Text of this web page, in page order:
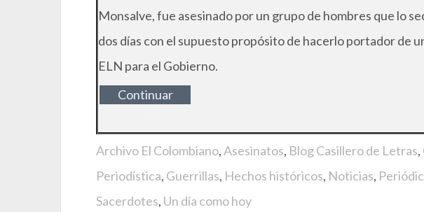
Monsalve, fue asesinado por un grupo de hombres que lo
dos días con el supuesto propósito de hacerlo portador de
ELN para el Gobierno.
Continuar
Archivo El Colombiano,Asesinatos, Blog Casillero de Letras,
Periodística, Guerrillas, Hechos históricos, Noticias,
Sacerdotes, Un día como hoy